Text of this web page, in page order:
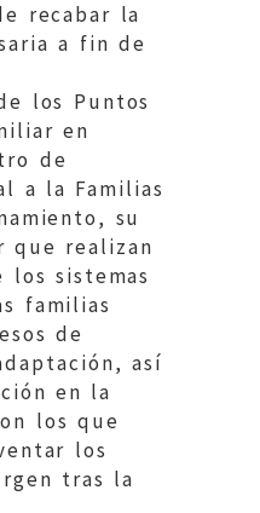
recabar la
a fin de
los Puntos
en
de
a la Familias
su
que realizan
sistemas
familias
de
así
en la
los que
los
tras la